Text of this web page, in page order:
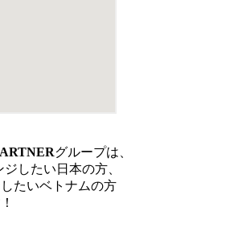
グループは、
したい日本の方、
たいベトナムの方